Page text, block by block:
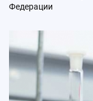
Федерации